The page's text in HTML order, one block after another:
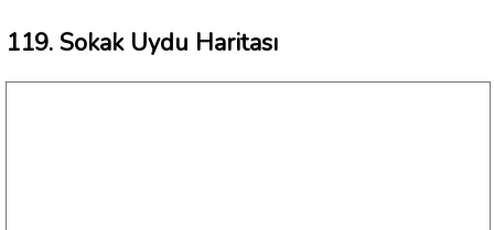
119. Sokak Uydu Haritası